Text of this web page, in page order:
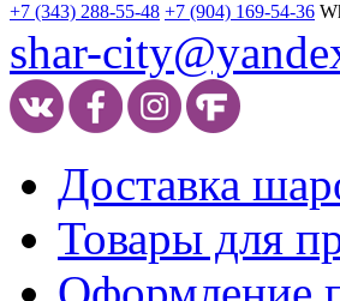
+7 (343) 288-55-48 +7 (904) 169-54-36
shar-
Доставка
Товары для